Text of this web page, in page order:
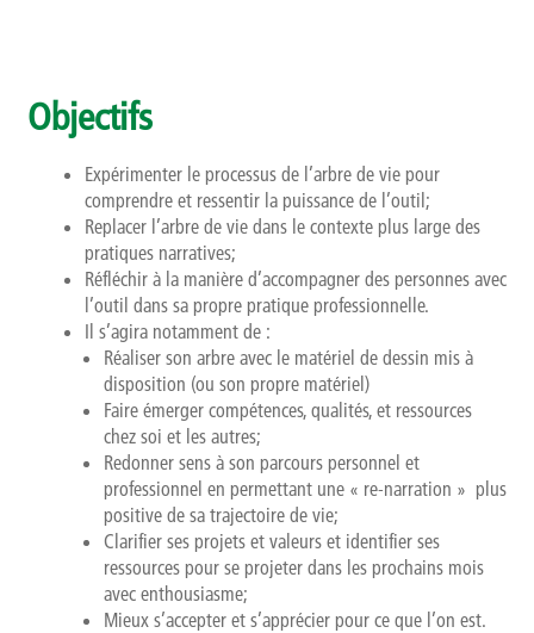
Newsletter
Objectifs
Expérimenter le processus de l’arbre de vie pour
comprendre et ressentir la puissance de l’outil;
Replacer l’arbre de vie dans le contexte plus large des
pratiques narratives;
Réfléchir à la manière d’accompagner des personnes avec
l’outil dans sa propre pratique professionnelle.
Il s’agira notamment de :
Réaliser son arbre avec le matériel de dessin mis à
disposition (ou son propre matériel)
Faire émerger compétences, qualités, et ressources
chez soi et les autres;
Redonner sens à son parcours personnel et
professionnel en permettant une « re-narration » plus
positive de sa trajectoire de vie;
Clarifier ses projets et valeurs et identifier ses
ressources pour se projeter dans les prochains mois
avec enthousiasme;
Mieux s’accepter et s’apprécier pour ce que l’on est.